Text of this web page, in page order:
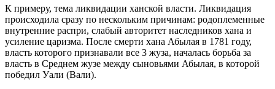
К примеру, тема ликвидации ханской власти. Ликвидация
происходила сразу по нескольким причинам: родоплеменные
внутренние распри, слабый авторитет наследников хана и
усиление царизма. После смерти хана Абылая в 1781 году,
власть которого признавали все 3 жуза, началась борьба за
власть в Среднем жузе между сыновьями Абылая, в которой
победил Уали (Вали).